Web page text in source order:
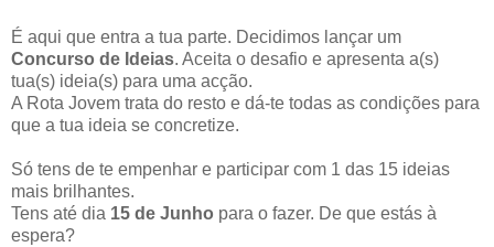
É aqui que entra a tua parte. Decidimos lançar um
Concurso de Ideias. Aceita o desafio e apresenta a(s)
tua(s) ideia(s) para uma acção.
A Rota Jovem trata do resto e dá-te todas as condições para
que a tua ideia se concretize.
Só tens de te empenhar e participar com 1 das 15 ideias
mais brilhantes.
Tens até dia 15 de Junho para o fazer. De que estás à
espera?